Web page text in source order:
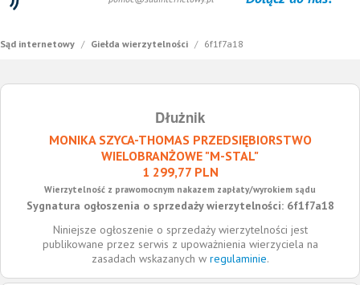
Sąd internetowy / Giełda wierzytelności / 6f1f7a18
Dłużnik
MONIKA SZYCA-THOMAS PRZEDSIĘBIORSTWO
WIELOBRANŻOWE "M-STAL"
1 299,77 PLN
Wierzytelność z prawomocnym nakazem zapłaty/wyrokiem sądu
Sygnatura ogłoszenia o sprzedaży wierzytelności: 6f1f7a18
Niniejsze ogłoszenie o sprzedaży wierzytelności jest
publikowane przez serwis z upoważnienia wierzyciela na
zasadach wskazanych w regulaminie.